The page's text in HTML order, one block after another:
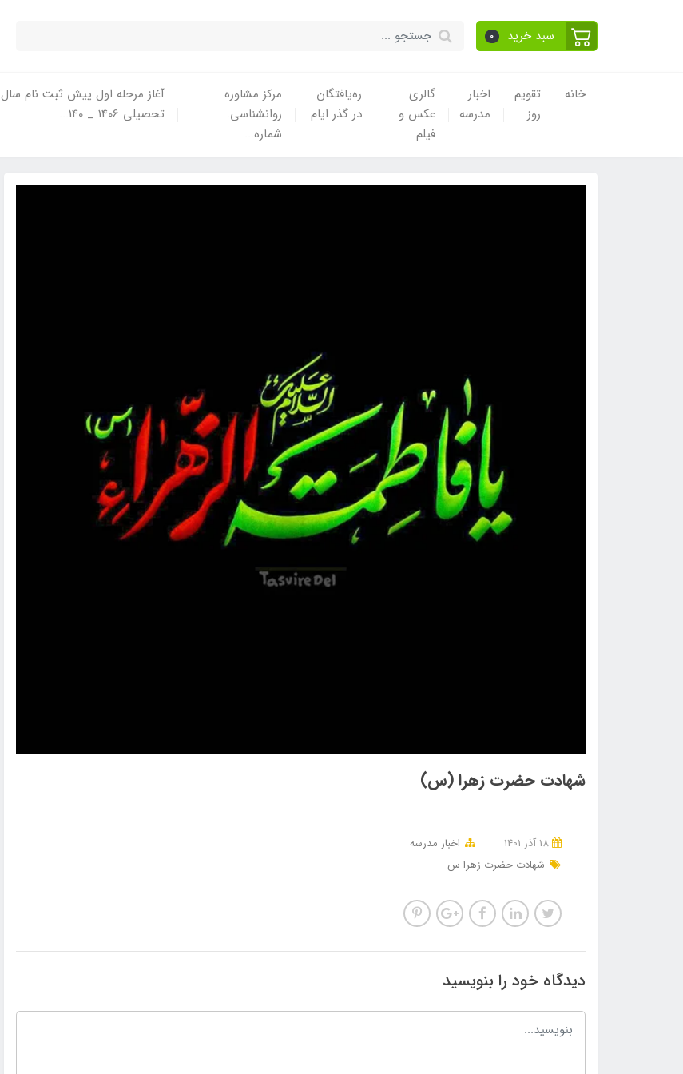
سبد خرید 0
خانه
تقویم
روز
اخبار
مدرسه
گالری
عکس و
فیلم
ره‌یافتگان
در گذر ایام
مرکز مشاوره
روانشناسی.
شماره...
آغاز مرحله اول پیش ثبت نام سال
تحصیلی 1406 _ 140...
شهادت حضرت زهرا (س)
اخبار مدرسه
شهادت حضرت زهرا س
دیدگاه خود را بنویسید